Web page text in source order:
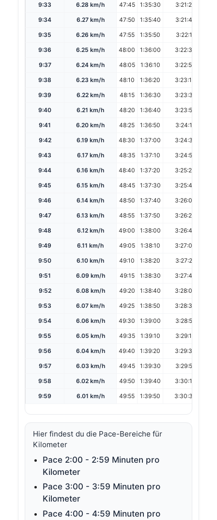
9:33 6.28 km/h 47:45 1:35:30 3:21:28
9:34 6.27 km/h 47:50 1:35:40 3:21:49
9:35 6.26 km/h 47:55 1:35:50 3:22:11
9:36 6.25 km/h 48:00 1:36:00 3:22:32
9:37 6.24 km/h 48:05 1:36:10 3:22:53
9:38 6.23 km/h 48:10 1:36:20 3:23:14
9:39 6.22 km/h 48:15 1:36:30 3:23:35
9:40 6.21 km/h 48:20 1:36:40 3:23:56
9:41 6.20 km/h 48:25 1:36:50 3:24:17
9:42 6.19 km/h 48:30 1:37:00 3:24:38
9:43 6.17 km/h 48:35 1:37:10 3:24:59
9:44 6.16 km/h 48:40 1:37:20 3:25:20
9:45 6.15 km/h 48:45 1:37:30 3:25:42
9:46 6.14 km/h 48:50 1:37:40 3:26:03
9:47 6.13 km/h 48:55 1:37:50 3:26:24
9:48 6.12 km/h 49:00 1:38:00 3:26:45
9:49 6.11 km/h 49:05 1:38:10 3:27:06
9:50 6.10 km/h 49:10 1:38:20 3:27:27
9:51 6.09 km/h 49:15 1:38:30 3:27:48
9:52 6.08 km/h 49:20 1:38:40 3:28:09
9:53 6.07 km/h 49:25 1:38:50 3:28:30
9:54 6.06 km/h 49:30 1:39:00 3:28:51
9:55 6.05 km/h 49:35 1:39:10 3:29:13
9:56 6.04 km/h 49:40 1:39:20 3:29:34
9:57 6.03 km/h 49:45 1:39:30 3:29:55
9:58 6.02 km/h 49:50 1:39:40 3:30:16
9:59 6.01 km/h 49:55 1:39:50 3:30:37
Hier findest du die Pace-Bereiche für
Kilometer
Pace 2:00 - 2:59 Minuten pro
Kilometer
Pace 3:00 - 3:59 Minuten pro
Kilometer
Pace 4:00 - 4:59 Minuten pro